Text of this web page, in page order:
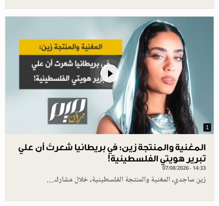
1
المغنية والمنتجة زين: في بريطانيا شعرتُ أن علي
تبرير هويتي الفلسطينية!
07/08/2026 - 14:33
زين ساجدي، المغنية والمنتجة الفلسطينية، خلال مشارك…